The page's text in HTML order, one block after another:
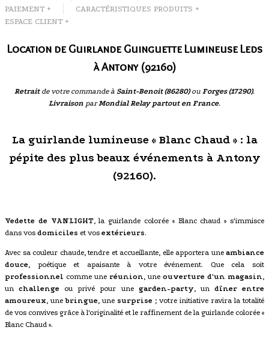
PAIEMENT +
CARACTÉRISTIQUES PRODUITS +
ESPACE CLIENT +
Location de Guirlande Guinguette Lumineuse Leds
à Antony (92160)
Retraitde votre commande à Saint-Benoit (86280)ou Forges (17290).
Livraison parMondial Relay partout en France.
La guirlande lumineuse « Blanc Chaud » : la
pépite des plus beaux événements à Antony
(92160).
Vedette de VANLIGHT, la guirlande colorée « Blanc chaud » s'immisce
dans vos domiciles et vos extérieurs.
Avec sa couleur chaude, tendre et accueillante, elle apportera une ambiance
douce , poétique et apaisante à votre événement. Que cela soit
professionnel comme une réunion , une ouverture d'un magasin
unchallenge ou privé pour une garden-party , un dîner entre
amoureux , unebringue , une surprise ; votre initiative ravira la totalité
de vos convives grâce à l'originalité et le raffinement de la guirlande colorée «
Blanc Chaud ».